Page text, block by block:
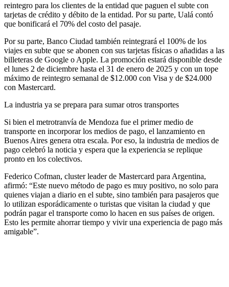
reintegro para los clientes de la entidad que paguen el subte con
tarjetas de crédito y débito de la entidad. Por su parte, Ualá contó
que bonificará el 70% del costo del pasaje.
Por su parte, Banco Ciudad también reintegrará el 100% de los
viajes en subte que se abonen con sus tarjetas físicas o añadidas a las
billeteras de Google o Apple. La promoción estará disponible desde
el lunes 2 de diciembre hasta el 31 de enero de 2025 y con un tope
máximo de reintegro semanal de $12.000 con Visa y de $24.000
con Mastercard.
La industria ya se prepara para sumar otros transportes
Si bien el metrotranvía de Mendoza fue el primer medio de
transporte en incorporar los medios de pago, el lanzamiento en
Buenos Aires genera otra escala. Por eso, la industria de medios de
pago celebró la noticia y espera que la experiencia se replique
pronto en los colectivos.
Federico Cofman, cluster leader de Mastercard para Argentina,
afirmó: “Este nuevo método de pago es muy positivo, no solo para
quienes viajan a diario en el subte, sino también para pasajeros que
lo utilizan esporádicamente o turistas que visitan la ciudad y que
podrán pagar el transporte como lo hacen en sus países de origen.
Esto les permite ahorrar tiempo y vivir una experiencia de pago más
amigable”.